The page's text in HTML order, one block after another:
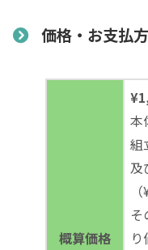
価格・お支払
概算価格
本
組
及
そ